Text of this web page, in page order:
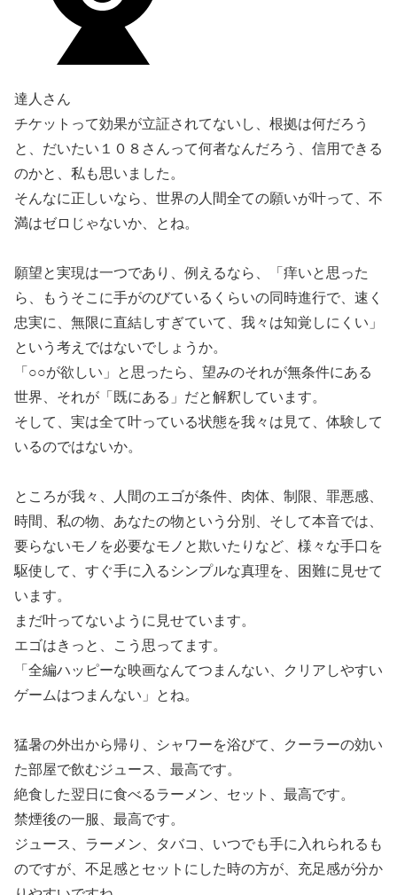
達人さん
チケットって効果が立証されてないし、根拠は何だろう
と、だいたい１０８さんって何者なんだろう、信用できる
のかと、私も思いました。
そんなに正しいなら、世界の人間全ての願いが叶って、不
満はゼロじゃないか、とね。
願望と実現は一つであり、例えるなら、「痒いと思った
ら、もうそこに手がのびているくらいの同時進行で、速く
忠実に、無限に直結しすぎていて、我々は知覚しにくい」
という考えではないでしょうか。
「○○が欲しい」と思ったら、望みのそれが無条件にある
世界、それが「既にある」だと解釈しています。
そして、実は全て叶っている状態を我々は見て、体験して
いるのではないか。
ところが我々、人間のエゴが条件、肉体、制限、罪悪感、
時間、私の物、あなたの物という分別、そして本音では、
要らないモノを必要なモノと欺いたりなど、様々な手口を
駆使して、すぐ手に入るシンプルな真理を、困難に見せて
います。
まだ叶ってないように見せています。
エゴはきっと、こう思ってます。
「全編ハッピーな映画なんてつまんない、クリアしやすい
ゲームはつまんない」とね。
猛暑の外出から帰り、シャワーを浴びて、クーラーの効い
た部屋で飲むジュース、最高です。
絶食した翌日に食べるラーメン、セット、最高です。
禁煙後の一服、最高です。
ジュース、ラーメン、タバコ、いつでも手に入れられるも
のですが、不足感とセットにした時の方が、充足感が分か